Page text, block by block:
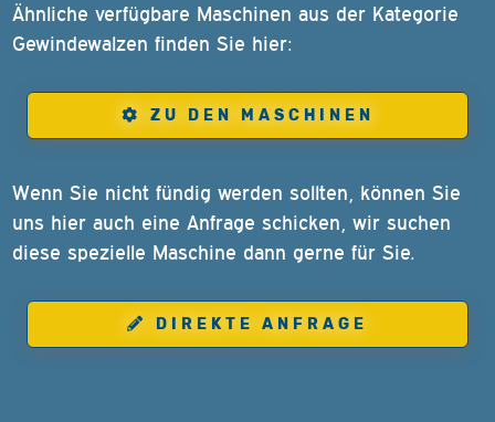
Ähnliche verfügbare Maschinen aus der Kategorie
Gewindewalzen finden Sie hier:
ZU DEN MASCHINEN
Wenn Sie nicht fündig werden sollten, können Sie
uns hier auch eine Anfrage schicken, wir suchen
diese spezielle Maschine dann gerne für Sie.
DIREKTE ANFRAGE